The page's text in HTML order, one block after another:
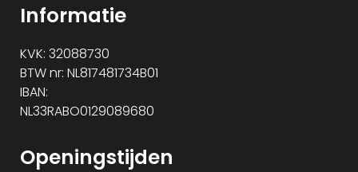
Informatie
KVK: 32088730
BTW nr: NL817481734B01
IBAN:
NL33RABO0129089680
Openingstijden